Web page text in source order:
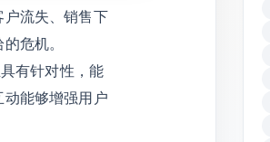
流失、销售下
危机。
有针对性，能
能够增强用户